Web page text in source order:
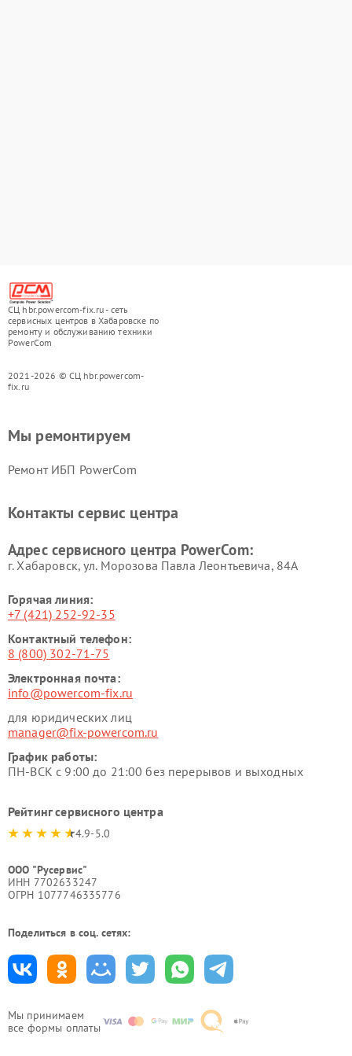
СЦ hbr.powercom-fix.ru - сеть
сервисных центров в Хабаровске по
ремонту и обслуживанию техники
PowerCom
2021-2026 © СЦ hbr.powercom-
fix.ru
Мы принимаем
все формы оплаты
Мы ремонтируем
Ремонт ИБП PowerCom
Контакты сервис центра
Адрес сервисного центра PowerCom:
г. Хабаровск, ул. Морозова Павла Леонтьевича, 84А
Горячая линия:
+7 (421) 252-92-35
Контактный телефон:
8 (800) 302-71-75
Электронная почта:
info@powercom-fix.ru
для юридических лиц
manager@fix-powercom.ru
График работы:
ПН-ВСК с 9:00 до 21:00 без перерывов и выходных
Рейтинг сервисного центра
4.9-5.0
ООО "Русервис"
ИНН 7702633247
ОГРН 1077746335776
Поделиться в соц. сетях: